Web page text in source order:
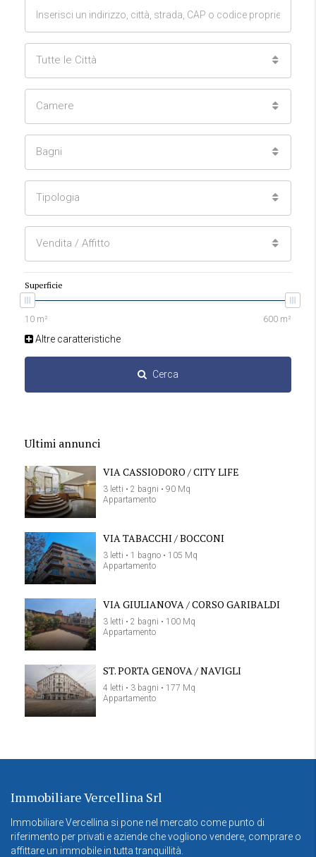
Tutte le Città
Camere
Bagni
Tipologia
Vendita / Affitto
Superficie
Altre caratteristiche
Cerca
Ultimi annunci
VIA CASSIODORO / CITY LIFE
3 letti • 2 bagni • 90 Mq
Appartamento
VIA TABACCHI / BOCCONI
3 letti • 1 bagno • 105 Mq
Appartamento
VIA GIULIANOVA / CORSO GARIBALDI
3 letti • 2 bagni • 100 Mq
Appartamento
ST. PORTA GENOVA / NAVIGLI
4 letti • 3 bagni • 177 Mq
Appartamento
Immobiliare Vercellina Srl
Immobiliare Vercellina si pone nel mercato come punto di
riferimento per privati e aziende che vogliono vendere, comprare o
affittare un immobile in tutta tranquillità.